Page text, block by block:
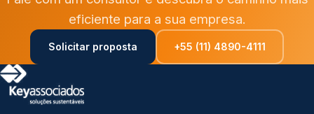
eficiente para a sua empresa.
Solicitar proposta +55 (11) 4890-4111